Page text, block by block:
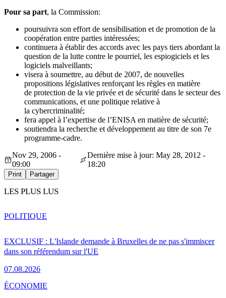
Pour sa part, la Commission:
poursuivra son effort de sensibilisation et de promotion de la
coopération entre parties intéressées;
continuera à établir des accords avec les pays tiers abordant la
question de la lutte contre le pourriel, les espiogiciels et les
logiciels malveillants;
visera à soumettre, au début de 2007, de nouvelles
propositions législatives renforçant les règles en matière
de protection de la vie privée et de sécurité dans le secteur des
communications, et une politique relative à
la cybercriminalité;
fera appel à l’expertise de l’ENISA en matière de sécurité;
soutiendra la recherche et développement au titre de son 7e
programme-cadre.
Nov 29, 2006 -
09:00
Dernière mise à jour: May 28, 2012 -
18:20
Print Partager
LES PLUS LUS
EXCLUSIF : L'Islande demande à Bruxelles de ne pas s'immiscer
dans son référendum sur l'UE
07.08.2026
POLITIQUE
ÉCONOMIE